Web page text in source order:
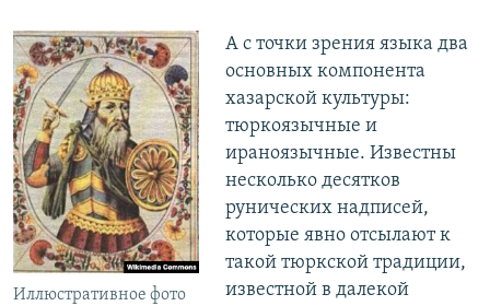
Иллюстративное фото
А с точки зрения языка два
основных компонента
хазарской культуры:
тюркоязычные и
ираноязычные. Известны
несколько десятков
рунических надписей,
которые явно отсылают к
такой тюркской традиции,
известной в далекой